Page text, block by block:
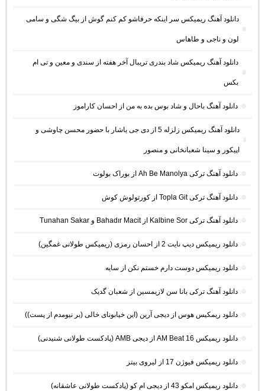
دانلود آهنگ ریمیکس سر اینکه حرفاشو کم کنم گوش از بیگ شگی و سامی
لون و ناجی و طاهاس
دانلود آهنگ ریمیکس شاد بندری تریبال آخر هفته از سندی و معین و تی ام
بکس
دانلود آهنگ باحال و شاد بوس بده به من از احسان کاراموز
دانلود آهنگ ریمیکس زلزله 5 از دی جی یاشار با حضور محسن چاوشی و
اپیکور و سینا شعبانخانی و منصور
دانلود آهنگ ترکی Ah Be Manolya از بوراک بولوت
دانلود آهنگ ترکی Topla Git از کورتولوش کوش
دانلود آهنگ ترکی Kalbine Sor از Bahadır Macit و Tunahan Sakar
دانلود ریمیکس دیپ نایت 2 از احسان رمزی (ریمیکس طولانی غمگین)
دانلود ریمیکس دوست دارم خستم نکن از سایه
دانلود آهنگ ترکی بانا سن لازیمسین از شعبان گدیک
دانلود ریمکیس هوس از دیجی آرین (این خیابونای خالی (بر نیومدم از پست))
دانلود ریمیکس AM Beat 16 از دیجی AMB (پادکست طولانی شنیدنی)
دانلود ریمیکس فیوژن 17 از لیروی بیتز
دانلود ریمیکس امکو 43 از دیجی ام کو (پادکست طولانی عاشقانه)